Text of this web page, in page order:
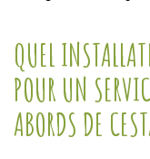
QUEL
POUR UN
ABORDS DE